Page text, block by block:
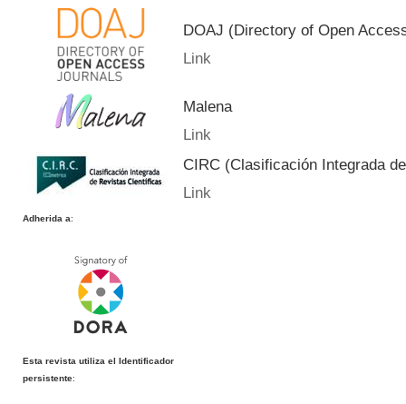
DOAJ (Directory of Open
Link
Malena
Link
CIRC (Clasificación Integrada
Link
Adherida a:
Esta revista utiliza el Identificador
persistente: